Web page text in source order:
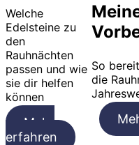
Welche
Edelsteine zu
den
Rauhnächten
passen und wie
sie dir helfen
können
Mehr
erfahren
So
die